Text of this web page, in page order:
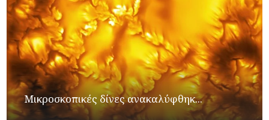
Μικροσκοπικές δίνες ανακαλύφθηκ...